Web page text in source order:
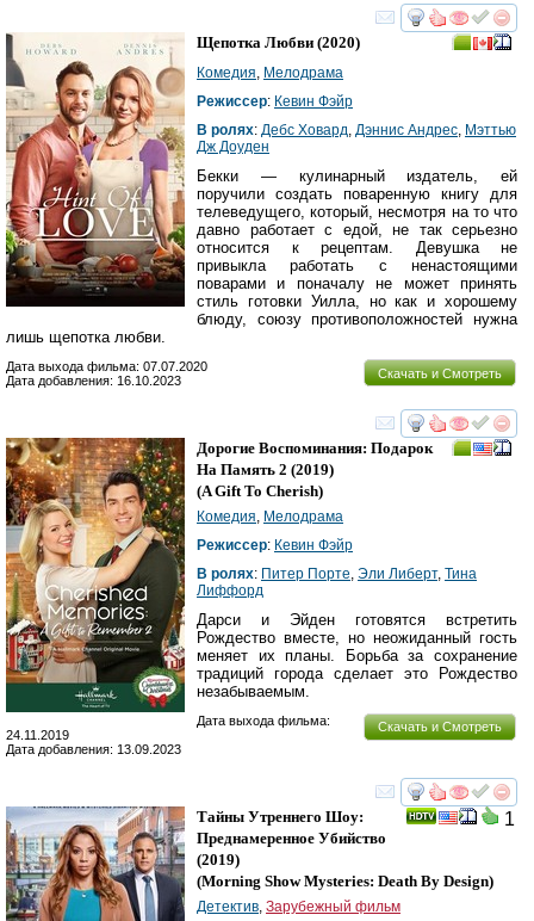
смотреть
Щепотка Любви (2020)
Комедия, Мелодрама
Режиссер: Кевин Фэйр
В ролях: Дебс Ховард, Дэннис Андрес, Мэттью
Дж Доуден
Бекки — кулинарный издатель, ей
поручили создать поваренную книгу для
телеведущего, который, несмотря на то что
давно работает с едой, не так серьезно
относится к рецептам. Девушка не
привыкла работать с ненастоящими
поварами и поначалу не может принять
стиль готовки Уилла, но как и хорошему
блюду, союзу противоположностей нужна
лишь щепотка любви.
Скачать и Смотреть
Дата выхода фильма: 07.07.2020
Дата добавления: 16.10.2023
смотреть
Дорогие Воспоминания: Подарок
На Память 2 (2019)
(A Gift To Cherish)
Комедия, Мелодрама
Режиссер: Кевин Фэйр
В ролях: Питер Порте, Эли Либерт, Тина
Лиффорд
Дарси и Эйден готовятся встретить
Рождество вместе, но неожиданный гость
меняет их планы. Борьба за сохранение
традиций города сделает это Рождество
незабываемым.
Скачать и Смотреть
Дата выхода фильма:
24.11.2019
Дата добавления: 13.09.2023
смотреть
1
Тайны Утреннего Шоу:
Преднамеренное Убийство
(2019)
(Morning Show Mysteries: Death By Design)
Детектив, Зарубежный фильм